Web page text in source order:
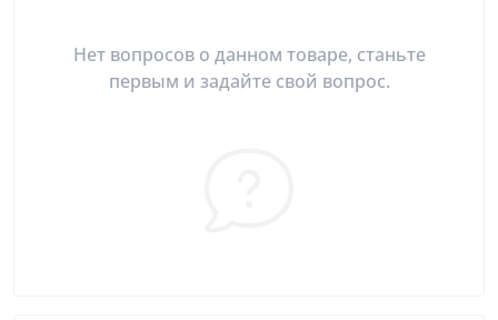
Нет вопросов о данном товаре, станьте
первым и задайте свой вопрос.